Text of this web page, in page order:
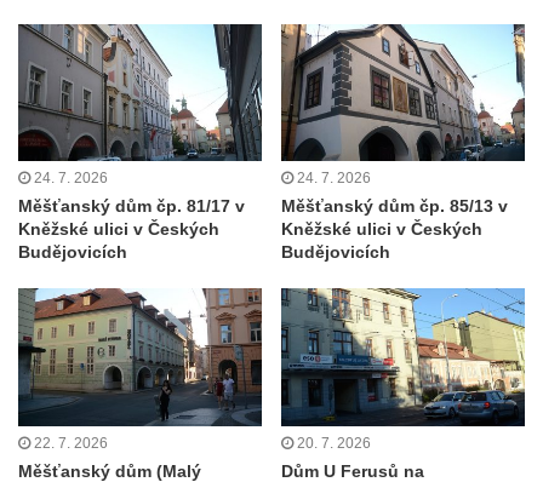
24. 7. 2026
Měšťanský dům čp. 81/17 v
Kněžské ulici v Českých
Budějovicích
24. 7. 2026
Měšťanský dům čp. 85/13 v
Kněžské ulici v Českých
Budějovicích
22. 7. 2026
Měšťanský dům (Malý
20. 7. 2026
Dům U Ferusů na